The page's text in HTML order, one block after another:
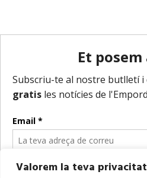
Valorem la teva privacitat